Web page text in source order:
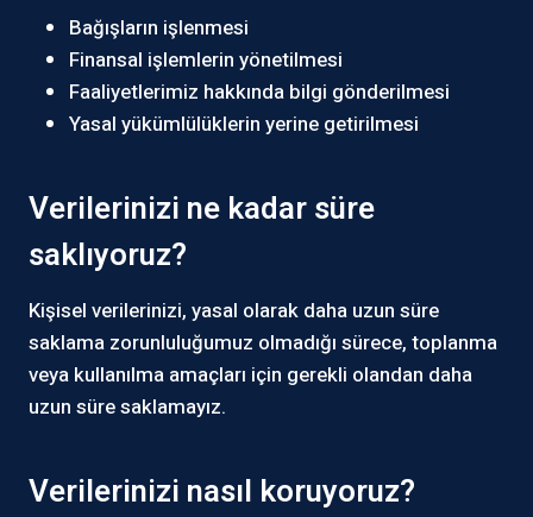
Bağışların işlenmesi
Finansal işlemlerin yönetilmesi
Faaliyetlerimiz hakkında bilgi gönderilmesi
Yasal yükümlülüklerin yerine getirilmesi
Verilerinizi ne kadar süre
saklıyoruz?
Kişisel verilerinizi, yasal olarak daha uzun süre
saklama zorunluluğumuz olmadığı sürece, toplanma
veya kullanılma amaçları için gerekli olandan daha
uzun süre saklamayız.
Verilerinizi nasıl koruyoruz?